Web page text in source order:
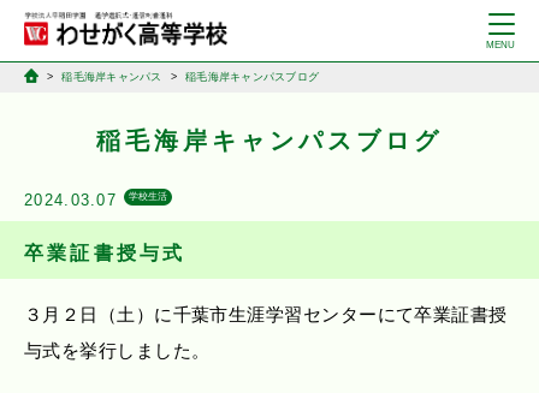
稲毛海岸キャンパス 稲毛海岸キャンパスブログ
稲毛海岸キャンパスブログ
2024.03.07 学校生活
卒業証書授与式
３月２日（土）に千葉市生涯学習センターにて卒業証書授
与式を挙行しました。